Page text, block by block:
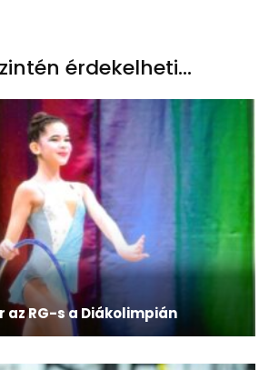
érdekelheti...
az RG-s a Diákolimpián